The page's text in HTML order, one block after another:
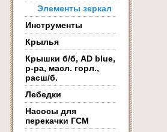
Элементы зеркал
Инструменты
Крылья
Крышки б/б, AD blue,
р-ра, масл. горл.,
расш/б.
Лебедки
Насосы для
перекачки ГСМ